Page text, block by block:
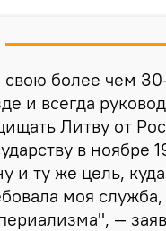
свою более чем
и всегда
Литву от
в ноябре
и ту же цель,
моя
—